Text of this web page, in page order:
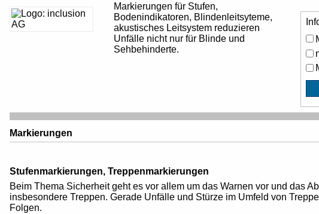
Markierungen für Stufen,
Bodenindikatoren, Blindenleitsyteme,
akustisches Leitsystem reduzieren
Unfälle nicht nur für Blinde und
Sehbehinderte.
Markierungen
Stufenmarkierungen, Treppenmarkierungen
Beim Thema Sicherheit geht es vor allem um das Warnen vor und das
insbesondere Treppen. Gerade Unfälle und Stürze im Umfeld von
Folgen.